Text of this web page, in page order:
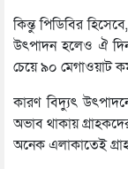
কিন্তু পিডিবির
উৎপাদন হলেও ঐ দিন
চেয়ে ৯০ মেগাওয়াট
কারণ বিদ্যুৎ
অভাব থাকায়
অনেক এলাকাতেই